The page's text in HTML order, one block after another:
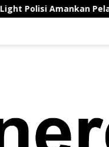
Pelaku